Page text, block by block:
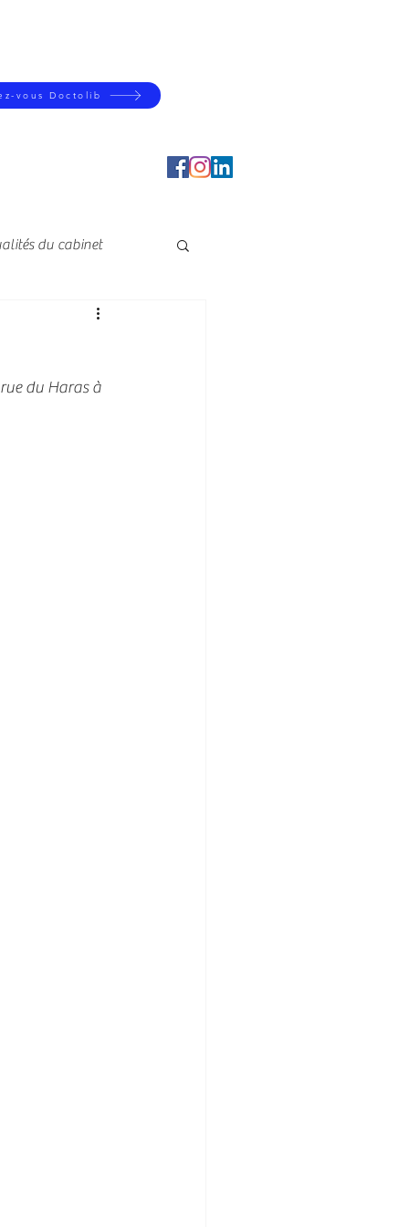
vous Doctolib
du cabinet
du Haras à